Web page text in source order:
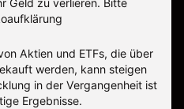
Geld zu verlieren. Bitte
Aktien und ETFs, die über
werden, kann steigen
in der Vergangenheit ist
Ergebnisse.